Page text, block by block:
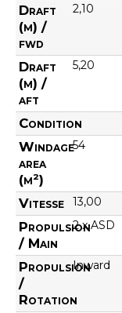
Draft
(m) /
fwd
2,10
Draft
(m) /
aft
5,20
Condition
Windage
area
(m²)
54
Vitesse 13,00
Propulsion
/ Main
2 x ASD
Propulsion
/
Rotation
Inward